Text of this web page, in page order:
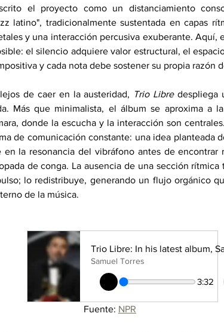
el proyecto como un distanciamiento
latino", tradicionalmente sustentada en capas
y una interacción percusiva exuberante. Aquí,
el silencio adquiere valor estructural, el
y cada nota debe sostener su propia razón
de caer en la austeridad, Trio Libre despliega
Más que minimalista, el álbum se aproxima a
donde la escucha y la interacción son
de comunicación constante: una idea planteada
en la resonancia del vibráfono antes de encontrar
de conga. La ausencia de una sección rítmica
lo redistribuye, generando un flujo orgánico
de la música.
Samuel Torres
3:32
Fuente: NPR